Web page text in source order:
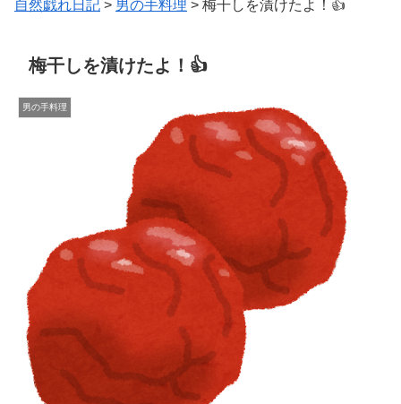
自然戯れ日記 > 男の手料理 > 梅干しを漬けたよ！👍
梅干しを漬けたよ！👍
男の手料理